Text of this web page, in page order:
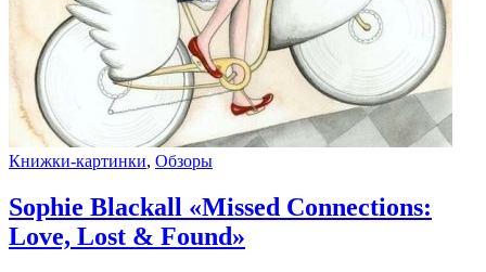
Книжки-картинки, Обзоры
Sophie Blackall «Missed Connections:
Love, Lost & Found»